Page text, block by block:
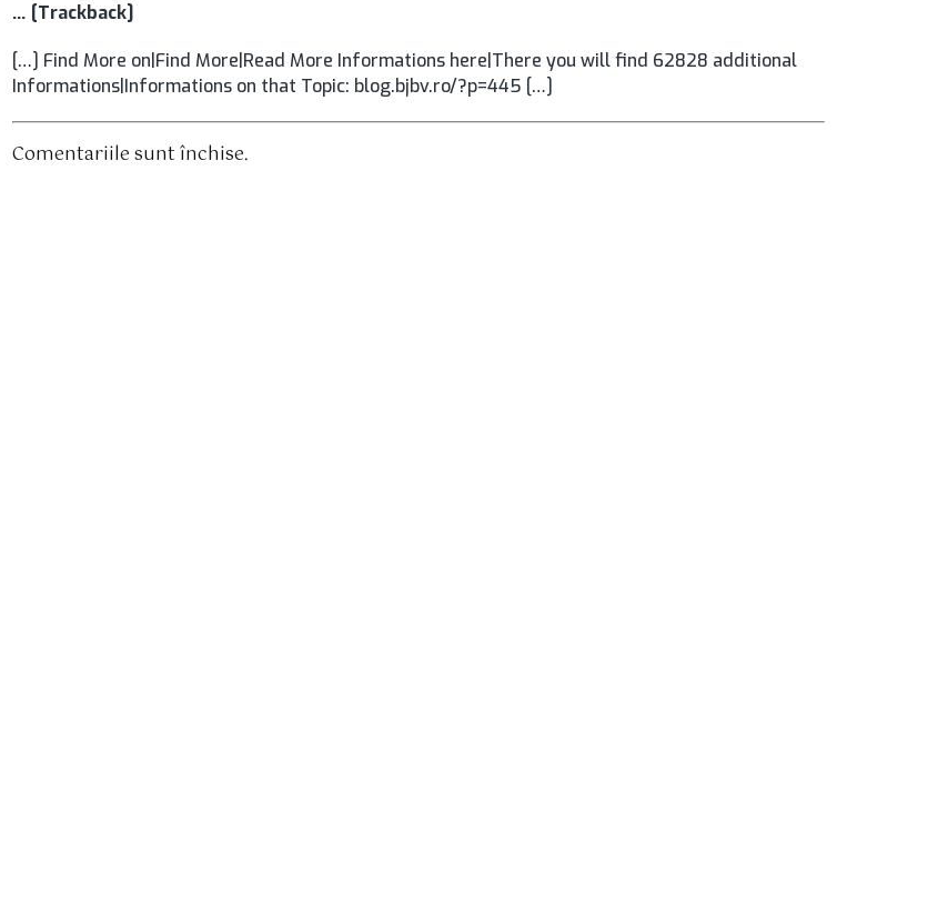
… [Trackback]
[…] Find More on|Find More|Read More Informations here|There you will find 62828 additional
Informations|Informations on that Topic: blog.bjbv.ro/?p=445 […]
Comentariile sunt închise.